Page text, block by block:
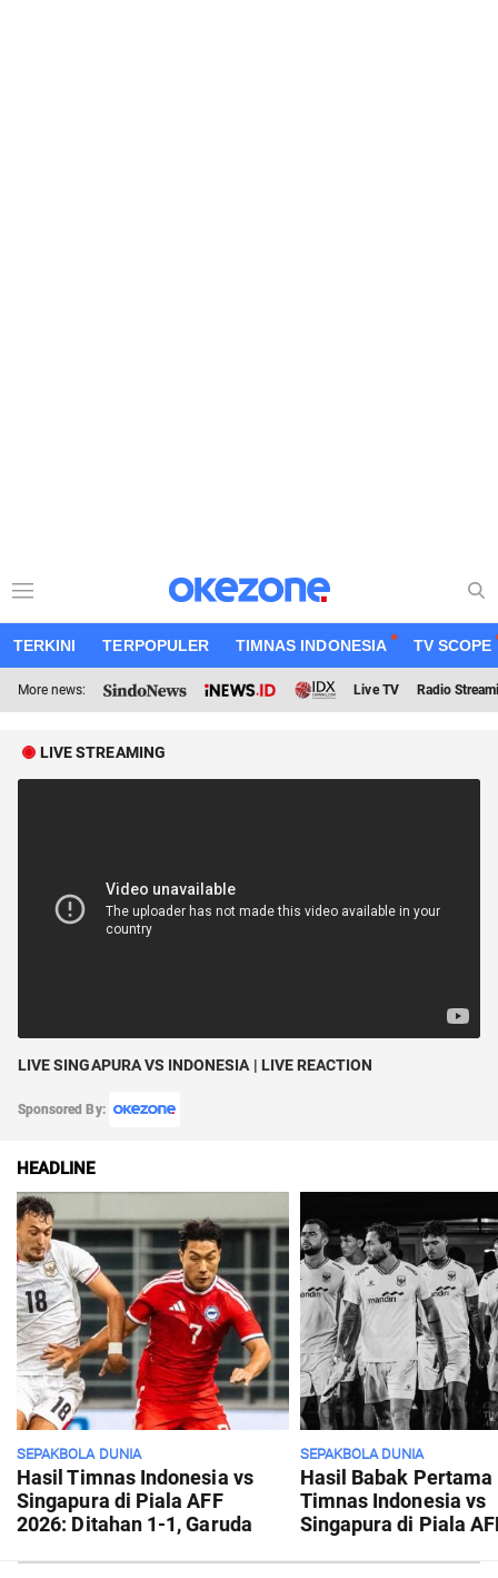
TERKINI TERPOPULER TIMNAS INDONESIA TV SCOPE
More news: Live TV Radio
LIVE STREAMING
LIVE SINGAPURA VS INDONESIA | LIVE REACTION
Sponsored By:
HEADLINE
SEPAKBOLA DUNIA
Hasil Timnas Indonesia vs
Singapura di Piala AFF
2026: Ditahan 1-1, Garuda
SEPAKBOLA DUNIA
Hasil Babak Pertama
Timnas Indonesia vs
Singapura di Piala